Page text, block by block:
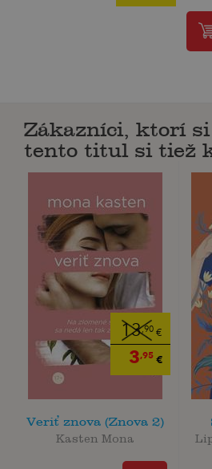
Zákazníci, ktorí
tento titul si tiež
13,90€
3,95€
Veriť znova (Znova 2)
Kasten Mona